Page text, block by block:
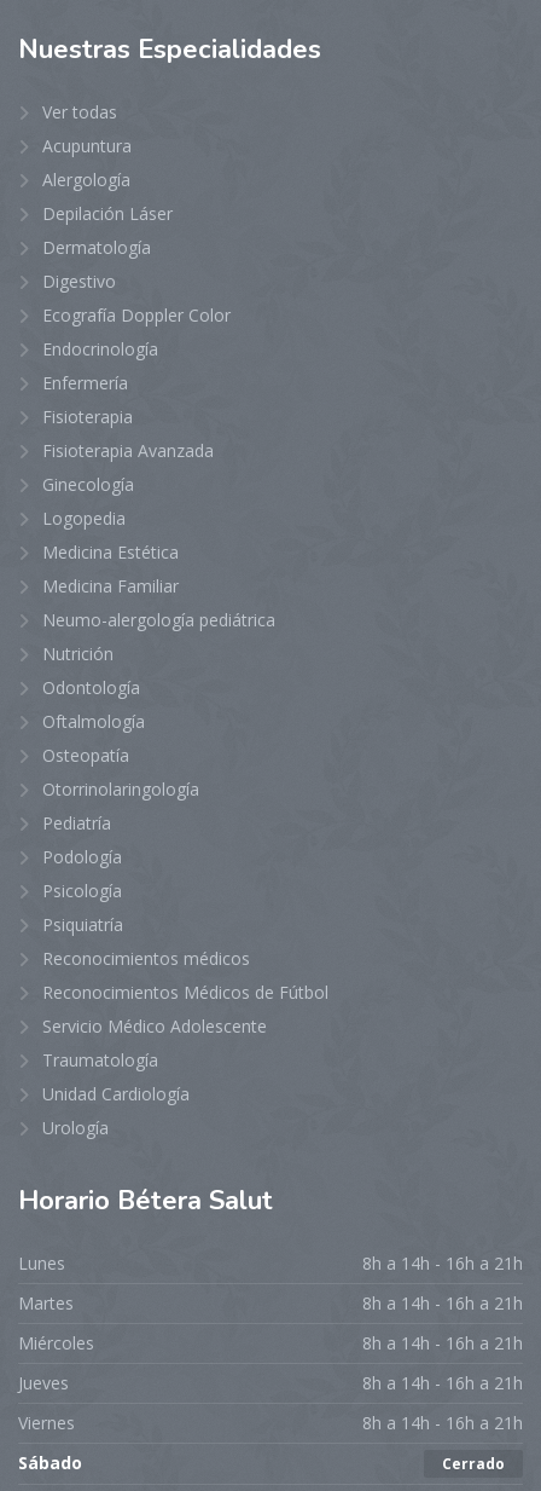
Nuestras Especialidades
Ver todas
Acupuntura
Alergología
Depilación Láser
Dermatología
Digestivo
Ecografía Doppler Color
Endocrinología
Enfermería
Fisioterapia
Fisioterapia Avanzada
Ginecología
Logopedia
Medicina Estética
Medicina Familiar
Neumo-alergología pediátrica
Nutrición
Odontología
Oftalmología
Osteopatía
Otorrinolaringología
Pediatría
Podología
Psicología
Psiquiatría
Reconocimientos médicos
Reconocimientos Médicos de Fútbol
Servicio Médico Adolescente
Traumatología
Unidad Cardiología
Urología
Horario Bétera Salut
Lunes
8h a 14h - 16h a 21h
Martes
8h a 14h - 16h a 21h
Miércoles
8h a 14h - 16h a 21h
Jueves
8h a 14h - 16h a 21h
Viernes
8h a 14h - 16h a 21h
Sábado
Cerrado